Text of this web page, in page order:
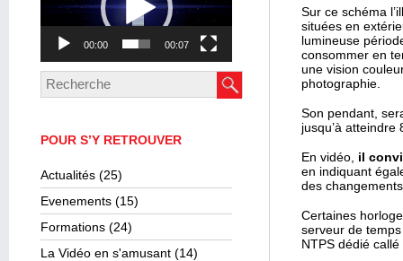
00:00 00:07
POUR S’Y RETROUVER
Actualités (25)
Evenements (15)
Formations (24)
La Vidéo en s'amusant (14)
Sur ce schéma
situées en
lumineuse
consommer en
une vision
photographie.
Son pendant,
jusqu’à
En vidéo, il
en indiquant
des
Certaines
serveur de
NTPS dédié